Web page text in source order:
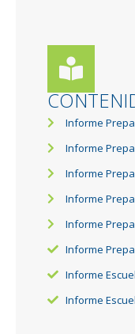
Informe
Informe
Informe
Informe
Informe
Informe
Informe
Informe